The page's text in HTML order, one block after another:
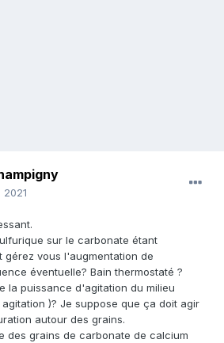
2021
sur le carbonate étant
gérez vous l'augmentation de
éventuelle? Bain thermostaté ?
la puissance d'agitation du milieu
)? Je suppose que ça doit agir
autour des grains.
des grains de carbonate de calcium